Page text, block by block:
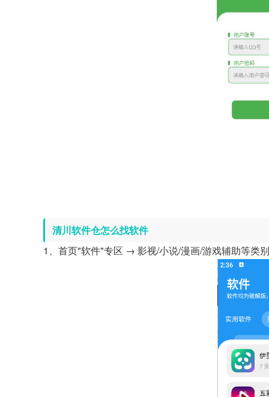
清川软件仓怎么找软件
1、首页"软件"专区 → 影视/小说/漫画/游戏辅助等类别